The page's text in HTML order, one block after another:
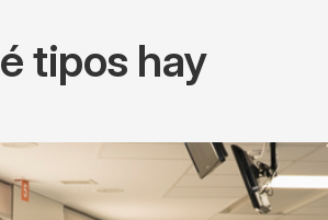
tipos hay